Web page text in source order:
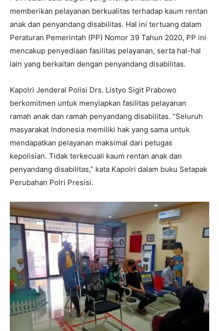
memberikan pelayanan berkualitas terhadap kaum rentan
anak dan penyandang disabilitas. Hal ini tertuang dalam
Peraturan Pemerintah (PP) Nomor 39 Tahun 2020, PP ini
mencakup penyediaan fasilitas pelayanan, serta hal-hal
lain yang berkaitan dengan penyandang disabilitas.
Kapolri Jenderal Polisi Drs. Listyo Sigit Prabowo
berkomitmen untuk menyiapkan fasilitas pelayanan
ramah anak dan ramah penyandang disabilitas. “Seluruh
masyarakat Indonesia memiliki hak yang sama untuk
mendapatkan pelayanan maksimal dari petugas
kepolisian. Tidak terkecuali kaum rentan anak dan
penyandang disabilitas,” kata Kapolri dalam buku Setapak
Perubahan Polri Presisi.